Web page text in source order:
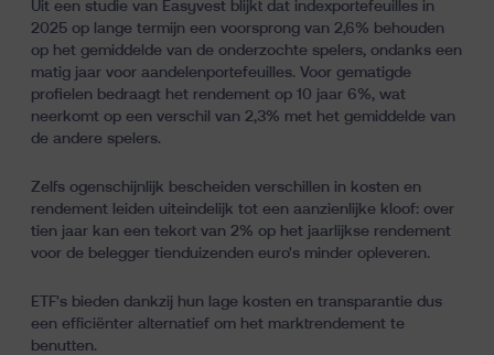
Uit een studie van Easyvest blijkt dat indexportefeuilles in
2025 op lange termijn een voorsprong van 2,6% behouden
op het gemiddelde van de onderzochte spelers, ondanks een
matig jaar voor aandelenportefeuilles. Voor gematigde
profielen bedraagt het rendement op 10 jaar 6%, wat
neerkomt op een verschil van 2,3% met het gemiddelde van
de andere spelers.
Zelfs ogenschijnlijk bescheiden verschillen in kosten en
rendement leiden uiteindelijk tot een aanzienlijke kloof: over
tien jaar kan een tekort van 2% op het jaarlijkse rendement
voor de belegger tienduizenden euro's minder opleveren.
ETF's bieden dankzij hun lage kosten en transparantie dus
een efficiënter alternatief om het marktrendement te
benutten.